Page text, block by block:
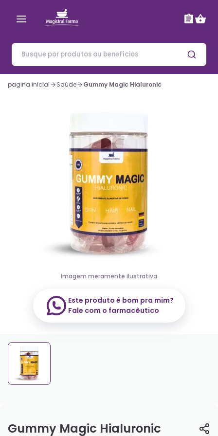
pagina inicial Saúde Gummy Magic Hialuronic
Imagem meramente ilustrativa
Este produto é bom pra mim?
Fale com o farmacêutico
Gummy Magic Hialuronic